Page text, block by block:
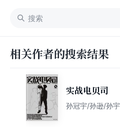
相关作者的搜索结果
实战电贝司
孙冠宇/孙逊/孙宇